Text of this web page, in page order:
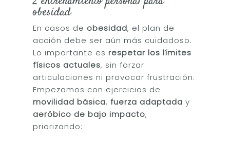
obesidad
En casos de obesidad, el plan de
acción debe ser aún más cuidadoso.
Lo importante es respetar los límites
físicos actuales, sin forzar
articulaciones ni provocar frustración.
Empezamos con ejercicios de
movilidad básica,fuerza adaptada y
aeróbico de bajo impacto,
priorizando:
Inicio
Sobre Mí
Servicios
Entrenamientos
Coaching
Alimentación
Saludable